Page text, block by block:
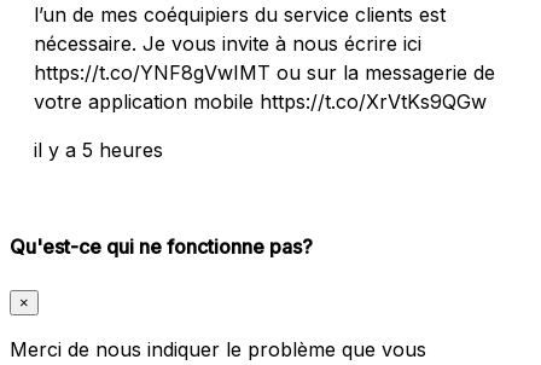
l’un de mes coéquipiers du service clients est
nécessaire. Je vous invite à nous écrire ici
https://t.co/YNF8gVwIMT ou sur la messagerie de
votre application mobile https://t.co/XrVtKs9QGw
il y a 5 heures
Qu'est-ce qui ne fonctionne pas?
×
Merci de nous indiquer le problème que vous